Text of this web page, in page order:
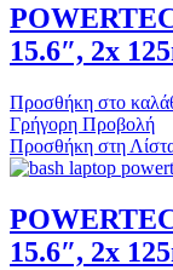
15.6″, 2x
Προσθήκη στο
Γρήγορη Προβολή
Προσθήκη στη
15.6″, 2x